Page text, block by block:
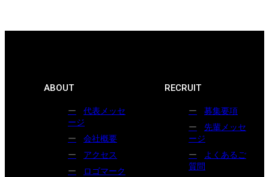
ABOUT
代表メッセ
ージ
会社概要
アクセス
ロゴマーク
RECRUIT
募集要項
先輩メッセ
ージ
よくあるご
質問